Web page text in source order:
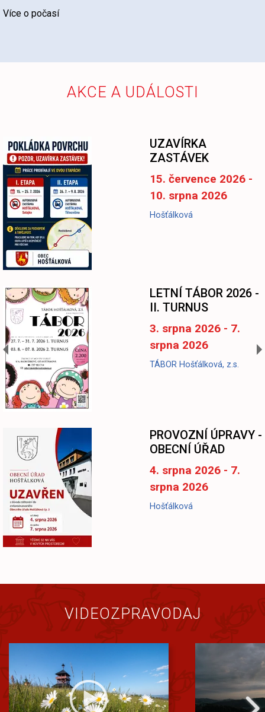
Více o počasí
AKCE A UDÁLOSTI
UZAVÍRKA
ZASTÁVEK
15. července 2026 -
10. srpna 2026
Hošťálková
LETNÍ TÁBOR 2026 -
II. TURNUS
3. srpna 2026 - 7.
srpna 2026
TÁBOR Hošťálková, z.s.
PROVOZNÍ ÚPRAVY -
OBECNÍ ÚŘAD
4. srpna 2026 - 7.
srpna 2026
Hošťálková
VIDEOZPRAVODAJ